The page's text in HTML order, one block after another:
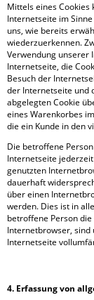
Mittels eines
Internetseite im
uns, wie bereits
wiederzuerkennen.
Verwendung unserer
Internetseite, die
Besuch der
der Internetseite und
abgelegten Cookie
eines Warenkorbes
die ein Kunde in den
Die betroffene
Internetseite
genutzten
dauerhaft
über einen
werden. Dies ist in
betroffene Person
Internetbrowser, sind
Internetseite
4. Erfassung von